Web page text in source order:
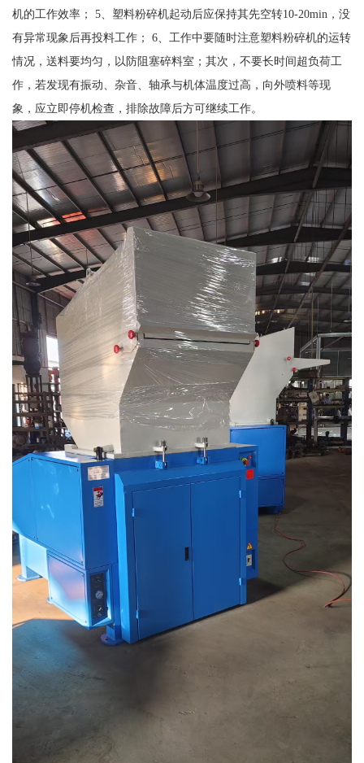
机的工作效率； 5、塑料粉碎机起动后应保持其先空转10-20min，没
有异常现象后再投料工作； 6、工作中要随时注意塑料粉碎机的运转
情况，送料要均匀，以防阻塞碎料室；其次，不要长时间超负荷工
作，若发现有振动、杂音、轴承与机体温度过高，向外喷料等现
象，应立即停机检查，排除故障后方可继续工作。